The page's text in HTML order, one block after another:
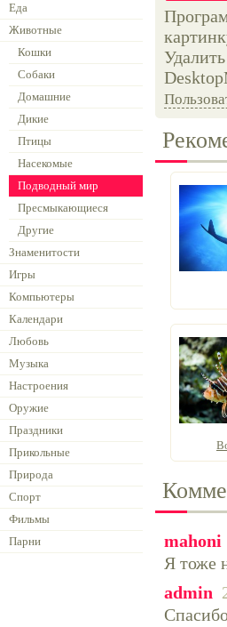
Еда
Животные
Кошки
Собаки
Домашние
Дикие
Птицы
Насекомые
Подводный мир
Пресмыкающиеся
Другие
Знаменитости
Игры
Компьютеры
Календари
Любовь
Музыка
Настроения
Оружие
Праздники
Прикольные
Природа
Спорт
Фильмы
Парни
mahoni
Я тоже
admin